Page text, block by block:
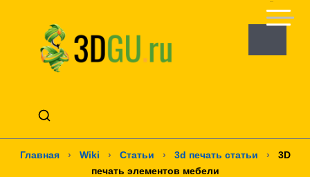
Главная › Wiki › Статьи › 3d печать статьи ›
3D
печать элементов мебели